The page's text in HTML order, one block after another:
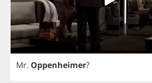
Mr. Oppenheimer?